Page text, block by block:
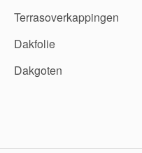
Terrasoverkappingen
Dakfolie
Dakgoten